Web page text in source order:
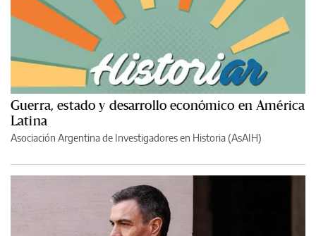
Guerra, estado y desarrollo económico en América
Latina
Asociación Argentina de Investigadores en Historia (AsAIH)